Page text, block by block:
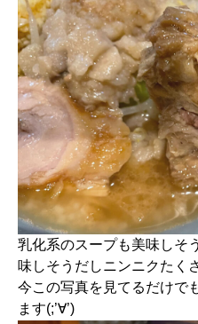
乳化系のスープも美味しそ
味しそうだしニンニクたく
今この写真を見てるだけで
ます(;’∀’)